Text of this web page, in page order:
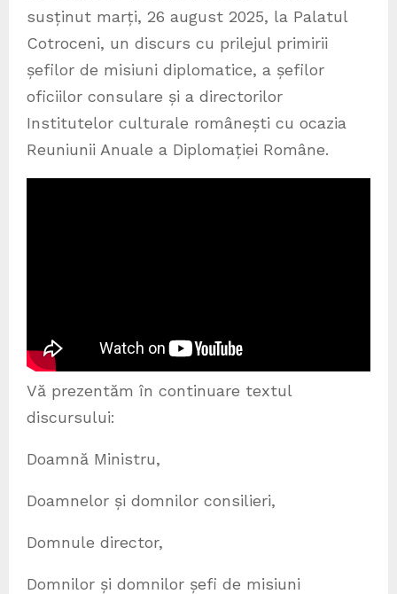
susținut marți, 26 august 2025, la Palatul
Cotroceni, un discurs cu prilejul primirii
șefilor de misiuni diplomatice, a șefilor
oficiilor consulare și a directorilor
Institutelor culturale românești cu ocazia
Reuniunii Anuale a Diplomației Române.
Vă prezentăm în continuare textul
discursului:
Doamnă Ministru,
Doamnelor și domnilor consilieri,
Domnule director,
Domnilor și domnilor șefi de misiuni